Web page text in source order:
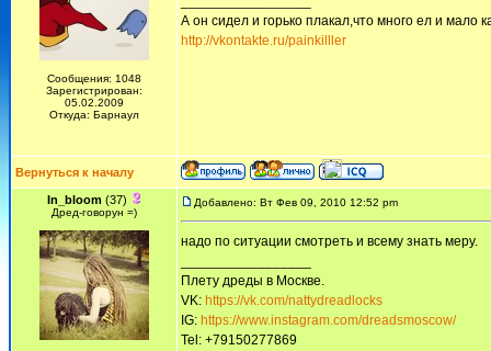
Сообщения: 1048
Зарегистрирован:
05.02.2009
Откуда: Барнаул
А он сидел и горько плакал,что много ел и мало
http://vkontakte.ru/painkilller
Вернуться к началу
In_bloom(37)
Дред-говорун =)
Добавлено: Вт Фев 09, 2010 12:52 pm
надо по ситуации смотреть и всему знать меру.
Плету дреды в Москве.
VK: https://vk.com/nattydreadlocks
IG: https://www.instagram.com/dreadsmoscow/
Tel: +79150277869